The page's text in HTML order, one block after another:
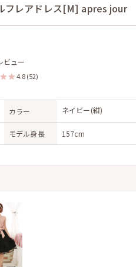
フレアドレス[M] apres jour
ビュー
4.8 (52)
カラー ネイビー(紺)
モデル身長 157cm